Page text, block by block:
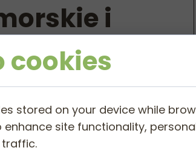
i
w
Trasy
musisz
cookies
stored on your device while
site functionality,
traffic.